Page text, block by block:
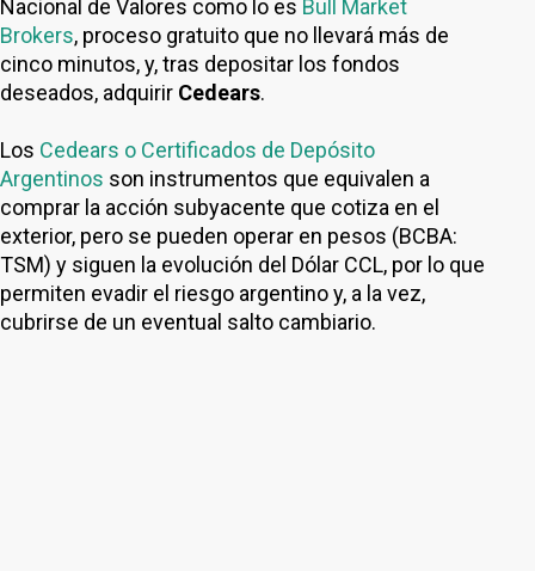
Nacional de Valores como lo es Bull Market
Brokers, proceso gratuito que no llevará más de
cinco minutos, y, tras depositar los fondos
deseados, adquirir Cedears.
Los Cedears o Certificados de Depósito
Argentinos son instrumentos que equivalen a
comprar la acción subyacente que cotiza en el
exterior, pero se pueden operar en pesos (BCBA:
TSM) y siguen la evolución del Dólar CCL, por lo que
permiten evadir el riesgo argentino y, a la vez,
cubrirse de un eventual salto cambiario.